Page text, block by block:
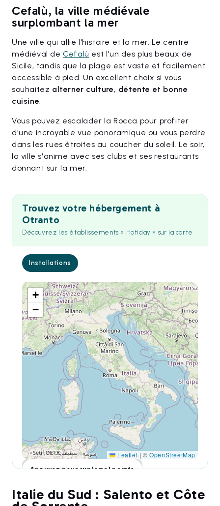
Cefalù, la ville médiévale
surplombant la mer
Une ville qui allie l'histoire et la mer. Le centre
médiéval deCefalù est l'un des plus beaux de
Sicile, tandis que la plage est vaste et facilement
accessible à pied. Un excellent choix si vous
souhaitez alterner culture, détente et bonne
cuisine
Vous pouvez escalader la Rocca pour profiter
d'une incroyable vue panoramique ou vous perdre
dans les rues étroites au coucher du soleil. Le soir,
la ville s'anime avec ses clubs et ses restaurants
donnant sur la mer.
Trouvez votre hébergement à
Otranto
Découvrez les établissements « Hotiday » sur la carte
Installations
+
−
Leaflet | ©OpenStreetMap
Appuyez pour explorer la carte
Italie du Sud : Salento et Côte